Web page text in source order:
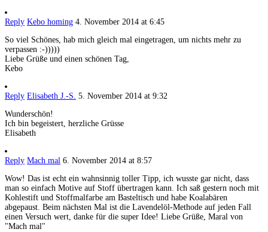
Reply Kebo homing 4. November 2014 at 6:45
So viel Schönes, hab mich gleich mal eingetragen, um nichts mehr zu
verpassen :-)))))
Liebe Grüße und einen schönen Tag,
Kebo
Reply Elisabeth J.-S. 5. November 2014 at 9:32
Wunderschön!
Ich bin begeistert, herzliche Grüsse
Elisabeth
Reply Mach mal 6. November 2014 at 8:57
Wow! Das ist echt ein wahnsinnig toller Tipp, ich wusste gar nicht, dass
man so einfach Motive auf Stoff übertragen kann. Ich saß gestern noch mit
Kohlestift und Stoffmalfarbe am Basteltisch und habe Koalabären
abgepaust. Beim nächsten Mal ist die Lavendelöl-Methode auf jeden Fall
einen Versuch wert, danke für die super Idee! Liebe Grüße, Maral von
"Mach mal"